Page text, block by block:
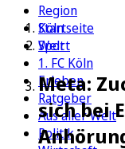
Region
Köln
Sport
1. FC Köln
Erleben
Ratgeber
Aus aller Welt
Politik
Startseite
Welt
Meta:
sich bei